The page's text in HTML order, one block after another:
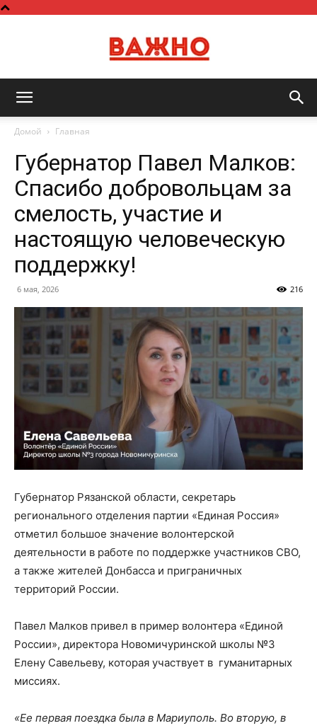
Домой Главная
Губернатор Павел Малков:
Спасибо добровольцам за
смелость, участие и
настоящую человеческую
поддержку!
6 мая, 2026 216
Губернатор Рязанской области, секретарь
регионального отделения партии «Единая Россия»
отметил большое значение волонтерской
деятельности в работе по поддержке участников СВО,
а также жителей Донбасса и приграничных
территорий России.
Павел Малков привел в пример волонтера «Единой
России», директора Новомичуринской школы №3
Елену Савельеву, которая участвует в гуманитарных
миссиях.
«Ее первая поездка была в Мариуполь. Во вторую, в